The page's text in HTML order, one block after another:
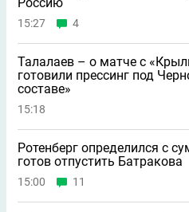
15:27 4
Талалаев – о матче с
готовили прессинг под
составе»
15:18
Ротенберг определился с
готов отпустить Батракова
15:00 11